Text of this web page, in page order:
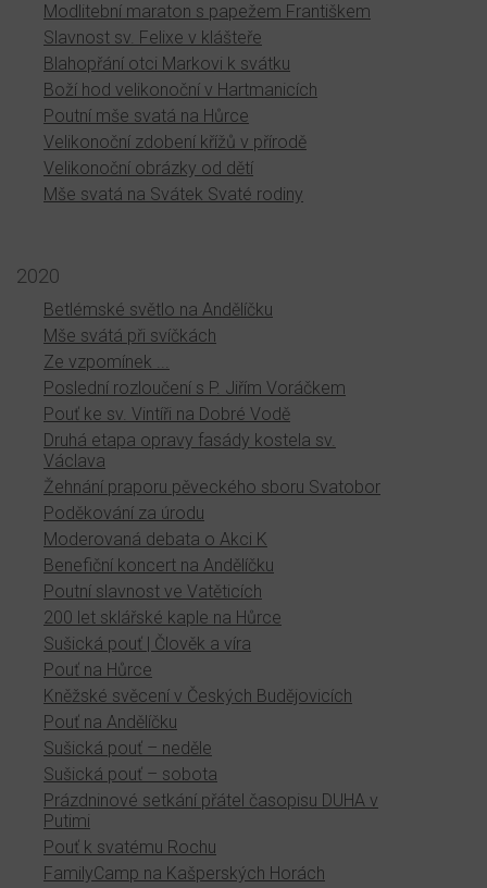
Modlitební maraton s papežem Františkem
Slavnost sv. Felixe v klášteře
Blahopřání otci Markovi k svátku
Boží hod velikonoční v Hartmanicích
Poutní mše svatá na Hůrce
Velikonoční zdobení křížů v přírodě
Velikonoční obrázky od dětí
Mše svatá na Svátek Svaté rodiny
2020
Betlémské světlo na Andělíčku
Mše svátá při svíčkách
Ze vzpomínek ...
Poslední rozloučení s P. Jiřím Voráčkem
Pouť ke sv. Vintíři na Dobré Vodě
Druhá etapa opravy fasády kostela sv.
Václava
Žehnání praporu pěveckého sboru Svatobor
Poděkování za úrodu
Moderovaná debata o Akci K
Benefiční koncert na Andělíčku
Poutní slavnost ve Vatěticích
200 let sklářské kaple na Hůrce
Sušická pouť | Člověk a víra
Pouť na Hůrce
Kněžské svěcení v Českých Budějovicích
Pouť na Andělíčku
Sušická pouť – neděle
Sušická pouť – sobota
Prázdninové setkání přátel časopisu DUHA v
Putimi
Pouť k svatému Rochu
FamilyCamp na Kašperských Horách